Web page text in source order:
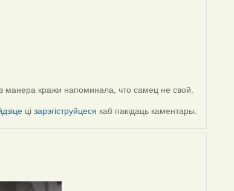
манера кражи напоминала, что самец не свой.
цізарэгіструйцеся каб пакідаць каментары.